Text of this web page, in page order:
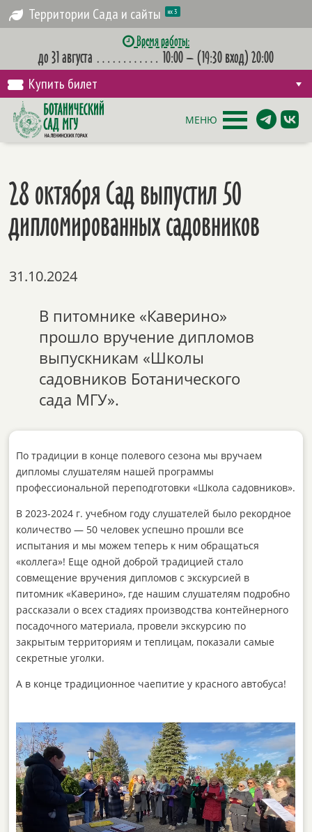
Территории Сада и сайты их 3
Время работы:
до 31 августа ………… 10:00 – (19:30 вход) 20:00
Купить билет
МЕНЮ
28 октября Сад выпустил 50
дипломированных садовников
31.10.2024
В питомнике «Каверино»
прошло вручение дипломов
выпускникам «Школы
садовников Ботанического
сада МГУ».
По традиции в конце полевого сезона мы вручаем
дипломы слушателям нашей программы
профессиональной переподготовки «Школа садовников».
В 2023-2024 г. учебном году слушателей было рекордное
количество — 50 человек успешно прошли все
испытания и мы можем теперь к ним обращаться
«коллега»! Еще одной доброй традицией стало
совмещение вручения дипломов с экскурсией в
питомник «Каверино», где нашим слушателям подробно
рассказали о всех стадиях производства контейнерного
посадочного материала, провели экскурсию по
закрытым территориям и теплицам, показали самые
секретные уголки.
А в конце традиционное чаепитие у красного автобуса!